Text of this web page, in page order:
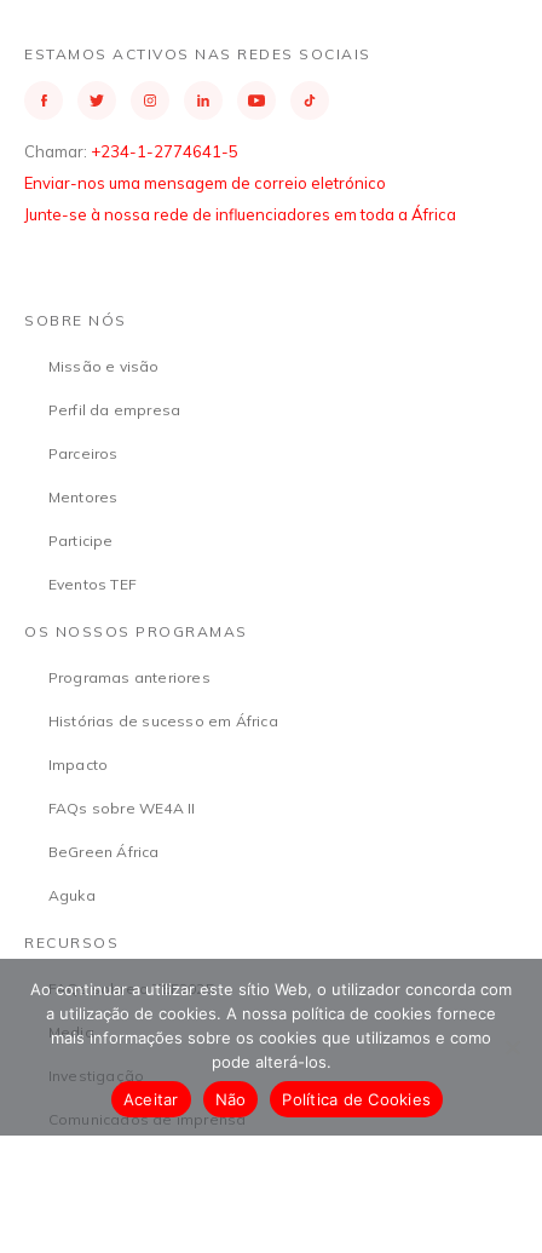
ESTAMOS ACTIVOS NAS REDES SOCIAIS
Chamar: +234-1-2774641-5
Enviar-nos uma mensagem de correio eletrónico
Junte-se à nossa rede de influenciadores em toda a África
SOBRE NÓS
Missão e visão
Perfil da empresa
Parceiros
Mentores
Participe
Eventos TEF
OS NOSSOS PROGRAMAS
Programas anteriores
Histórias de sucesso em África
Impacto
FAQs sobre WE4A II
BeGreen África
Aguka
RECURSOS
FAQs sobre o TEF2025
Media
Investigação
Comunicados de imprensa
Ao continuar a utilizar este sítio Web, o utilizador concorda com
a utilização de cookies. A nossa política de cookies fornece
mais informações sobre os cookies que utilizamos e como
pode alterá-los.
Aceitar
Não Política de Cookies